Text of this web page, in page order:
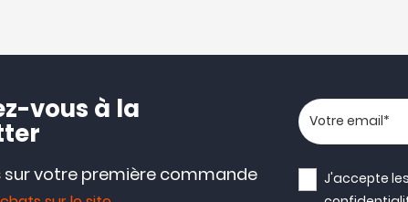
vous à la
sur votre première commande
Votre adresse
J'accepte